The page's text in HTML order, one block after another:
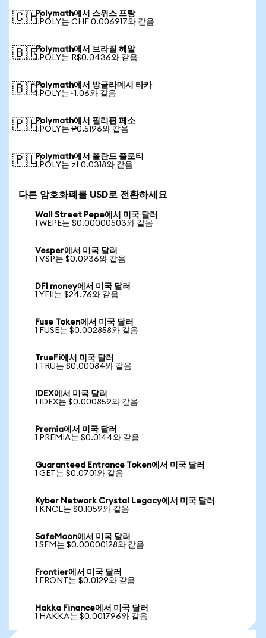
🇨🇭Polymath에서 스위스 프랑
1 POLY는 CHF 0.006917와 같음
🇧🇷Polymath에서 브라질 헤알
1 POLY는 R$0.0436와 같음
🇧🇩Polymath에서 방글라데시 타카
1 POLY는 ৳1.06와 같음
🇵🇭Polymath에서 필리핀 페소
1 POLY는 ₱0.5196와 같음
🇵🇱Polymath에서 폴란드 즐로티
1 POLY는 zł 0.0318와 같음
다른 암호화폐를 USD로 전환하세요
Wall Street Pepe에서 미국 달러
1 WEPE는 $0.00000503와 같음
Vesper에서 미국 달러
1 VSP는 $0.0936와 같음
DFI money에서 미국 달러
1 YFII는 $24.76와 같음
Fuse Token에서 미국 달러
1 FUSE는 $0.002858와 같음
TrueFi에서 미국 달러
1 TRU는 $0.00084와 같음
IDEX에서 미국 달러
1 IDEX는 $0.000859와 같음
Premia에서 미국 달러
1 PREMIA는 $0.0144와 같음
Guaranteed Entrance Token에서 미국 달러
1 GET는 $0.0701와 같음
Kyber Network Crystal Legacy에서 미국 달러
1 KNCL는 $0.1059와 같음
SafeMoon에서 미국 달러
1 SFM는 $0.00000128와 같음
Frontier에서 미국 달러
1 FRONT는 $0.0129와 같음
Hakka Finance에서 미국 달러
1 HAKKA는 $0.001796와 같음